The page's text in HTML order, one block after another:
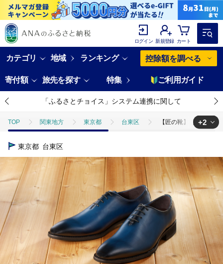
ログイン 新規登録 カート
カテゴリ 地域 ランキング 控除額を調べる
寄付額 旅先を探す 特集 ご利用ガイド
「ふるさとチョイス」システム連携に関して
TOP 関東地方 東京都 台東区 【匠の靴】超軽量＆
TOP
TOP ファッション 靴・スリッパ 【匠の靴】超軽量＆履き
+2
東京都 台東区